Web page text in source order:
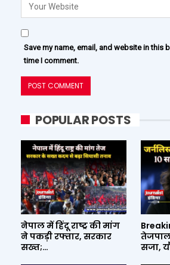
Save my name, email, and website in this
time I comment.
POPULAR POSTS
नेपाल में हिंदू राष्ट्र की मांग
ने पकड़ी रफ्तार, सरकार
सख्त;…
सजा,